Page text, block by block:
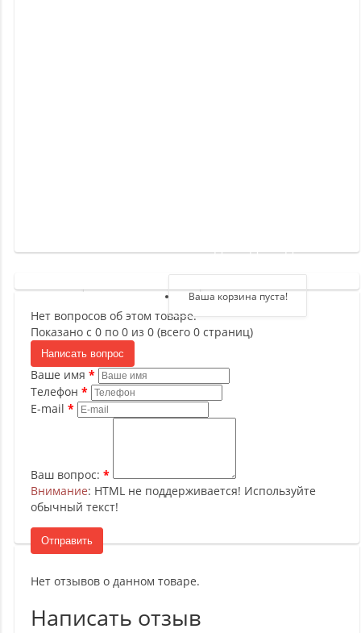
Регистрация
Авторизация
Ваша корзина пуста!
Нет вопросов об этом товаре.
Показано с 0 по 0 из 0 (всего 0 страниц)
Написать вопрос
Ваше имя
Телефон
E-mail
Ваш вопрос:
Внимание: HTML не поддерживается! Используйте
обычный текст!
Отправить
Нет отзывов о данном товаре.
Написать отзыв